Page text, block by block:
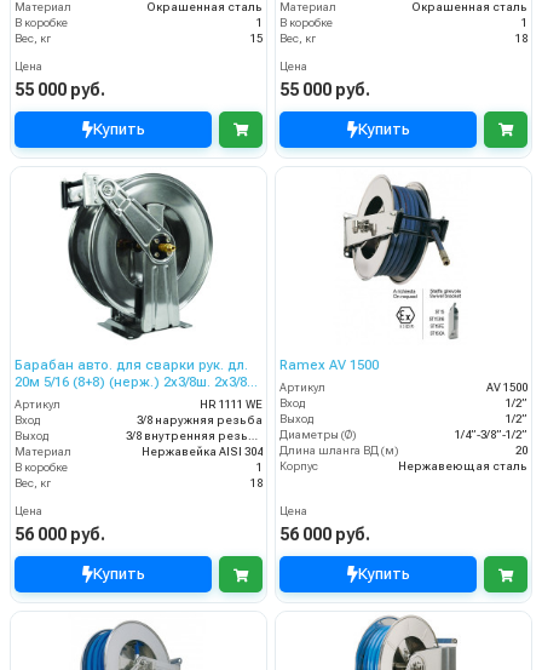
Материал
Окрашенная сталь
В коробке
1
Вес, кг
15
Цена
55 000 руб.
Купить
Материал
Окрашенная сталь
В коробке
1
Вес, кг
18
Цена
55 000 руб.
Купить
Барабан авто. для сварки рук. дл.
20м 5/16 (8+8) (нерж.) 2x3/8ш. 2x3/8г.
20 бар
Артикул
HR 1111 WE
Вход
3/8 наружняя резьба
Выход
3/8 внутренняя резьба
Материал
Нержавейка AISI 304
В коробке
1
Вес, кг
18
Цена
56 000 руб.
Купить
Ramex AV 1500
Артикул
AV 1500
Вход
1/2”
Выход
1/2”
Диаметры (Ø)
1/4”-3/8”-1/2”
Длина шланга ВД (м)
20
Корпус
Нержавеющая сталь
Цена
56 000 руб.
Купить